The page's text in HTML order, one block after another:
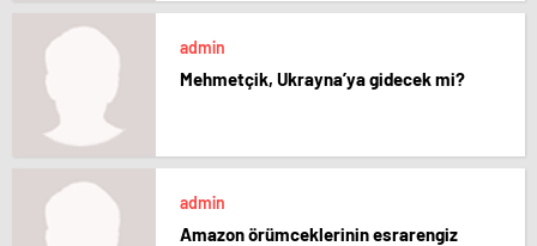
admin
Mehmetçik, Ukrayna’ya gidecek mi?
admin
Amazon örümceklerinin esrarengiz